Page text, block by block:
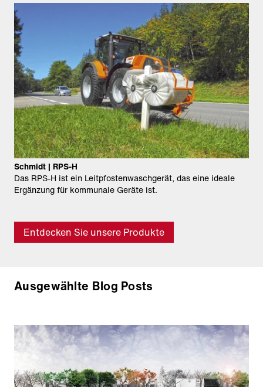
Schmidt | RPS-H
Das RPS-H ist ein Leitpfostenwaschgerät, das eine ideale
Ergänzung für kommunale Geräte ist.
Entdecken Sie unsere Produkte
Ausgewählte Blog Posts